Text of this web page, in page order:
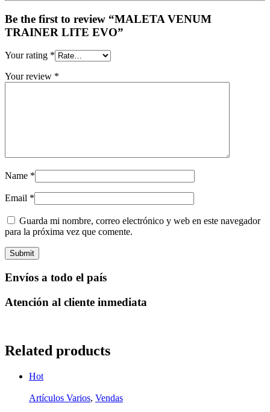
Be the first to review “MALETA VENUM
TRAINER LITE EVO”
Your rating *
Your review *
Name *
Email *
Guarda mi nombre, correo electrónico y web en este navegador
para la próxima vez que comente.
Envíos a todo el país
Atención al cliente inmediata
Related products
Hot
Artículos Varios, Vendas